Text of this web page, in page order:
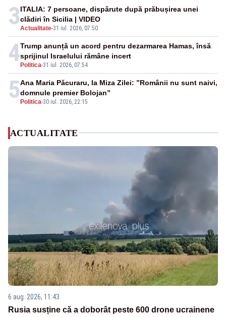
3Actualitate-31 iul. 2026, 07:50
ITALIA: 7 persoane, dispărute după prăbușirea unei
clădiri în Sicilia | VIDEO
4 Politica-31 iul. 2026, 07:54
Trump anunță un acord pentru dezarmarea Hamas, însă
sprijinul Israelului rămâne incert
5 Politica-30 iul. 2026, 22:15
Ana Maria Păcuraru, la Miza Zilei: ”Românii nu sunt naivi,
domnule premier Bolojan”
ACTUALITATE
6 aug. 2026, 11:43
Rusia susține că a doborât peste 600 drone ucrainene